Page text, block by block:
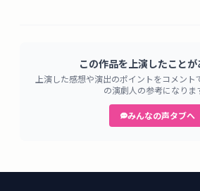
この作品を上演したこと
上演した感想や演出のポイントをコメン
の演劇人の参考になりま
みんなの声タブへ